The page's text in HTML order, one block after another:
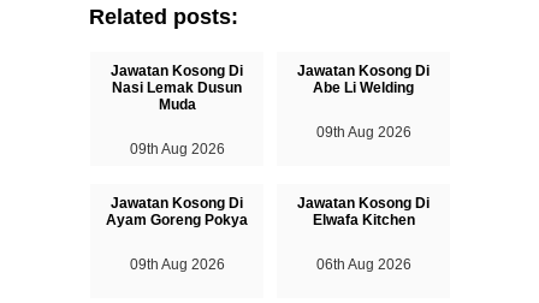
Related posts:
Jawatan Kosong Di
Nasi Lemak Dusun
Muda
09th Aug 2026
Jawatan Kosong Di
Abe Li Welding
09th Aug 2026
Jawatan Kosong Di
Ayam Goreng Pokya
09th Aug 2026
Jawatan Kosong Di
Elwafa Kitchen
06th Aug 2026